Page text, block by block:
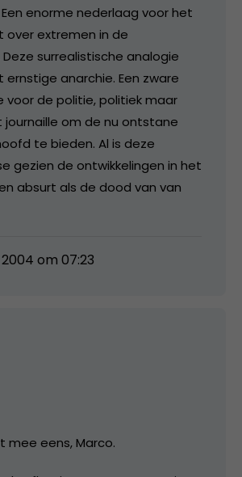
enorme nederlaag voor het
over extremen in de
surrealistische analogie
anarchie. Een zware
voor de politie, politiek maar
journaille om de nu ontstane
te bieden. Al is deze
gezien de ontwikkelingen in het
absurt als de dood van van
om 07:23
mee eens, Marco.